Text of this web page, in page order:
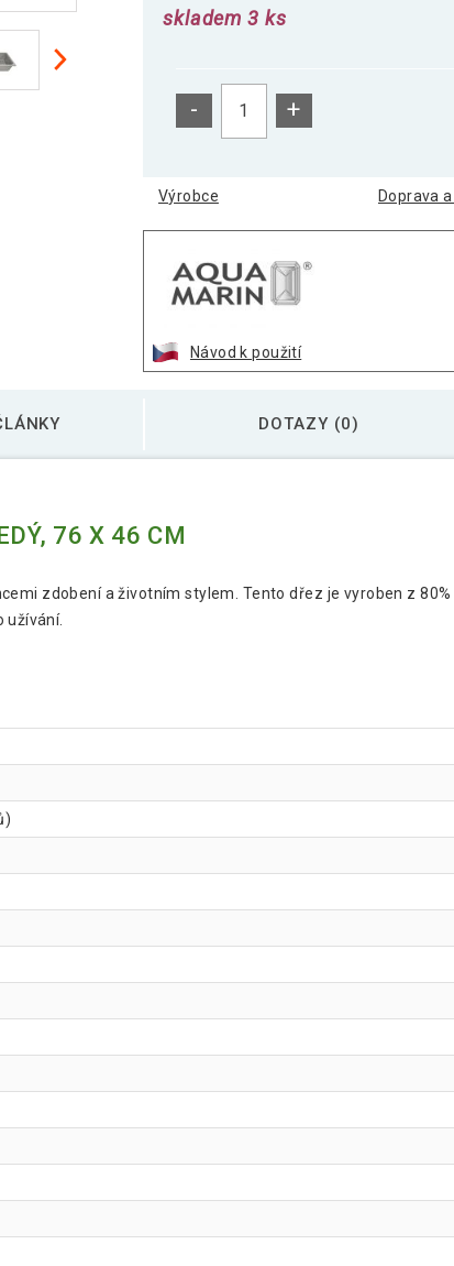
skladem 3 ks
- +
Výrobce Doprava
Návod k použití
DOTAZY (0)
76 X 46 CM
zdobení a životním stylem. Tento dřez je vyroben z
užívání.